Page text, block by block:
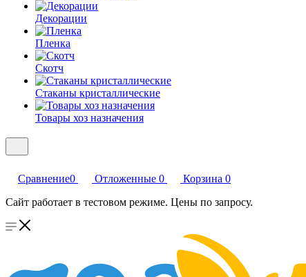
Декорации
Пленка
Скотч
Стаканы кристаллические
Товары хоз назначения
Сравнение0 Отложенные 0 Корзина 0
Сайт работает в тестовом режиме. Цены по запросу.